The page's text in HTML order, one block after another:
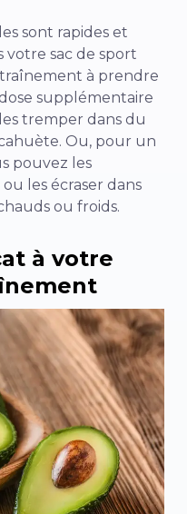
sont rapides et
votre sac de sport
à prendre
supplémentaire
tremper dans du
Ou, pour un
pouvez les
les écraser dans
ou froids.
à votre